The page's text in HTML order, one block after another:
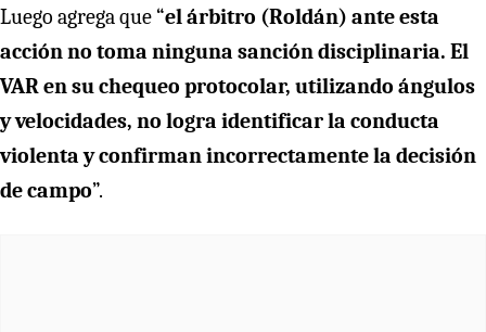
Luego agrega que “el árbitro (Roldán) ante esta
acción no toma ninguna sanción disciplinaria. El
VAR en su chequeo protocolar, utilizando ángulos
y velocidades, no logra identificar la conducta
violenta y confirman incorrectamente la decisión
de campo”.